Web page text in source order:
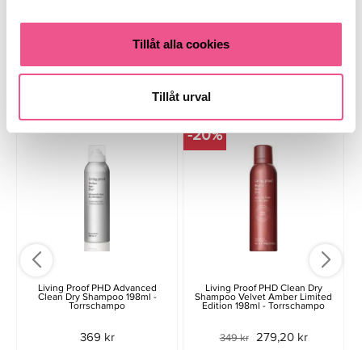
Tillåt alla cookies
Tillåt urval
Hår Schampo Torrschampo
Liknande produkter
Living Proof PHD Advanced
Clean Dry Shampoo 198ml -
Torrschampo
369 kr
-20%
Living Proof PHD Clean Dry
Shampoo Velvet Amber Limited
Edition 198ml - Torrschampo
349 kr 279,20 kr